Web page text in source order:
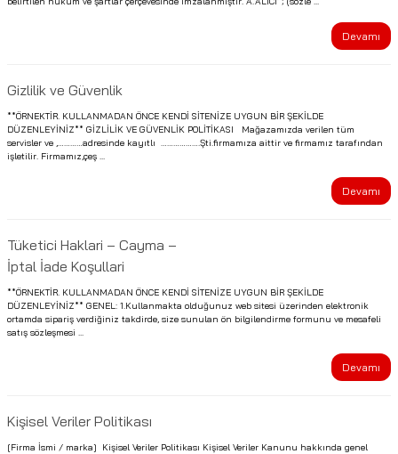
Devamı
Gizlilik ve Güvenlik
**ÖRNEKTİR. KULLANMADAN ÖNCE KENDİ SİTENİZE UYGUN BİR ŞEKİLDE
DÜZENLEYİNİZ** GİZLİLİK VE GÜVENLİK POLİTİKASI Mağazamızda verilen tüm
servisler ve ,…………adresinde kayıtlı ……………….Şti.firmamıza aittir ve firmamız tarafından
işletilir. Firmamız,çeş ...
Devamı
Tüketici Haklari – Cayma –
İptal İade Koşullari
**ÖRNEKTİR. KULLANMADAN ÖNCE KENDİ SİTENİZE UYGUN BİR ŞEKİLDE
DÜZENLEYİNİZ** GENEL: 1.Kullanmakta olduğunuz web sitesi üzerinden elektronik
ortamda sipariş verdiğiniz takdirde, size sunulan ön bilgilendirme formunu ve mesafeli
satış sözleşmesi ...
Devamı
Kişisel Veriler Politikası
[Firma İsmi / marka] Kişisel Veriler Politikası Kişisel Veriler Kanunu hakkında genel